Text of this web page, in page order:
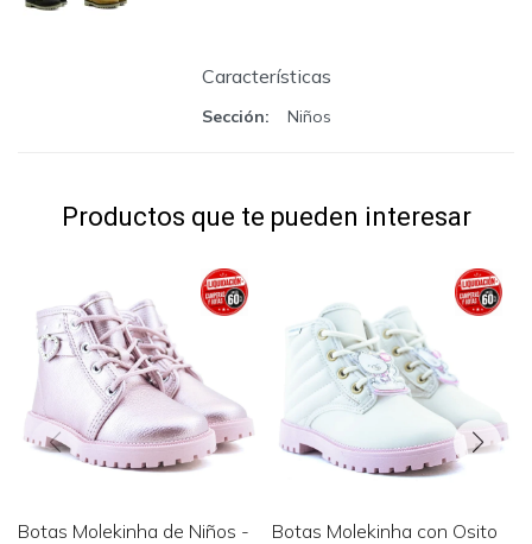
Características
Sección Niños
Productos que te pueden interesar
Botas Molekinha de Niños -
Botas Molekinha con Osito